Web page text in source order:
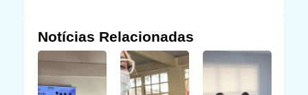
Notícias Relacionadas